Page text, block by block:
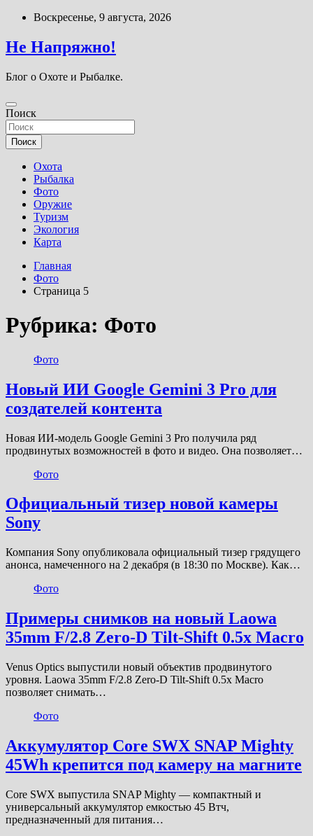
Перейти
содержимому
Воскресенье, 9 августа, 2026
Не Напряжно!
Блог о Охоте и Рыбалке.
Поиск
Поиск
Охота
Рыбалка
Фото
Оружие
Туризм
Экология
Карта
Главная
Фото
Страница 5
Рубрика: Фото
Фото
Новый ИИ Google Gemini 3 Pro для
создателей контента
Новая ИИ-модель Google Gemini 3 Pro получила ряд
продвинутых возможностей в фото и видео. Она позволяет…
Фото
Официальный тизер новой камеры
Sony
Компания Sony опубликовала официальный тизер грядущего
анонса, намеченного на 2 декабря (в 18:30 по Москве). Как…
Фото
Примеры снимков на новый Laowa
35mm F/2.8 Zero-D Tilt-Shift 0.5x Macro
Venus Optics выпустили новый объектив продвинутого
уровня. Laowa 35mm F/2.8 Zero-D Tilt-Shift 0.5x Macro
позволяет снимать…
Фото
Аккумулятор Core SWX SNAP Mighty
45Wh крепится под камеру на магните
Core SWX выпустила SNAP Mighty — компактный и
универсальный аккумулятор емкостью 45 Втч,
предназначенный для питания…